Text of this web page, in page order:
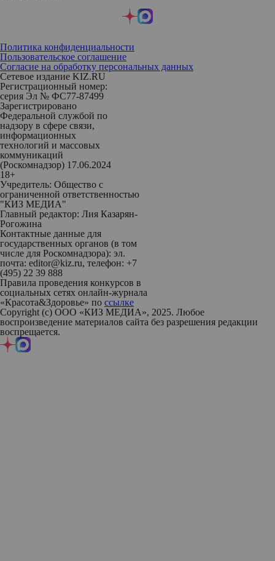
Политика конфиденциальности
Пользовательское соглашение
Согласие на обработку персональных данных
Сетевое издание KIZ.RU
Регистрационный номер:
серия Эл № ФС77-87499
Зарегистрировано
Федеральной службой по
надзору в сфере связи,
информационных
технологий и массовых
коммуникаций
(Роскомнадзор) 17.06.2024
18+
Учредитель: Общество с
ограниченной ответственностью
"КИЗ МЕДИА"
Главный редактор: Лия Казарян-
Рогожина
Контактные данные для
государственных органов (в том
числе для Роскомнадзора): эл.
почта: editor@kiz.ru, телефон: +7
(495) 22 39 888
Правила проведения конкурсов в
социальных сетях онлайн-журнала
«Красота&Здоровье» по ссылке
Copyright (с) ООО «КИЗ МЕДИА», 2025. Любое
воспроизведение материалов сайта без разрешения редакции
воспрещается.